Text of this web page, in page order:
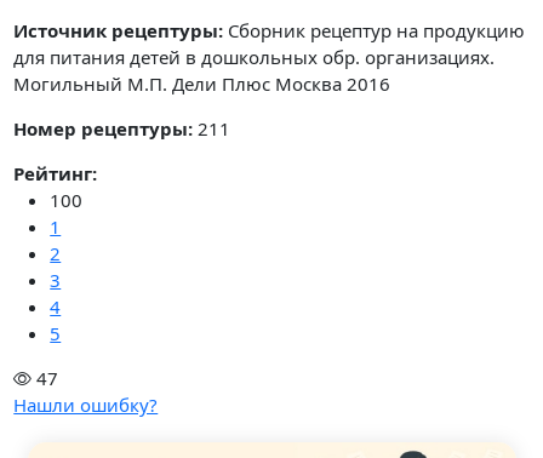
Источник рецептуры: Сборник рецептур на продукцию
для питания детей в дошкольных обр. организациях.
Могильный М.П. Дели Плюс Москва 2016
Номер рецептуры: 211
Рейтинг:
100
1
2
3
4
5
47
Нашли ошибку?